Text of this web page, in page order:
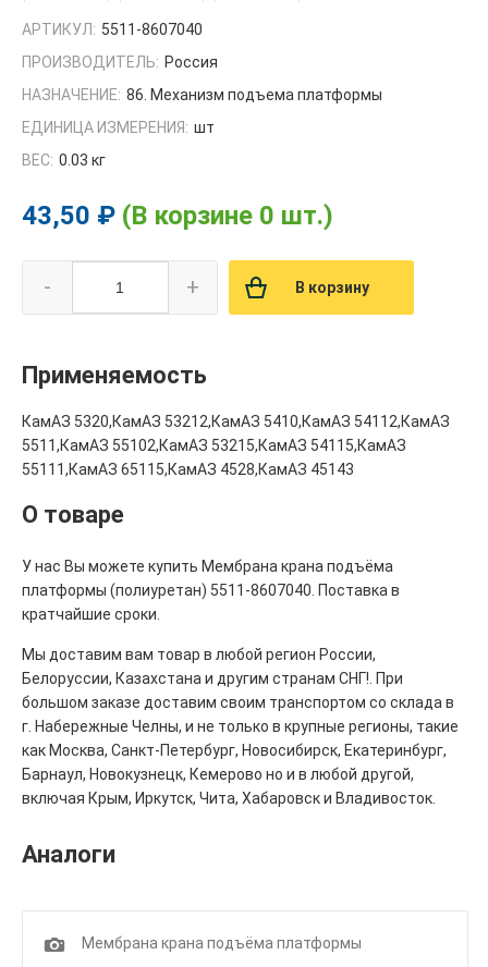
АРТИКУЛ: 5511-8607040
ПРОИЗВОДИТЕЛЬ: Россия
НАЗНАЧЕНИЕ: 86. Механизм подъема платформы
ЕДИНИЦА ИЗМЕРЕНИЯ: шт
ВЕС: 0.03 кг
43,50 ₽ (В корзине 0 шт.)
- + В корзину
Применяемость
КамАЗ 5320,КамАЗ 53212,КамАЗ 5410,КамАЗ 54112,КамАЗ
5511,КамАЗ 55102,КамАЗ 53215,КамАЗ 54115,КамАЗ
55111,КамАЗ 65115,КамАЗ 4528,КамАЗ 45143
О товаре
У нас Вы можете купить Мембрана крана подъёма
платформы (полиуретан) 5511-8607040. Поставка в
кратчайшие сроки.
Мы доставим вам товар в любой регион России,
Белоруссии, Казахстана и другим странам СНГ!. При
большом заказе доставим своим транспортом со склада в
г. Набережные Челны, и не только в крупные регионы, такие
как Москва, Санкт-Петербург, Новосибирск, Екатеринбург,
Барнаул, Новокузнецк, Кемерово но и в любой другой,
включая Крым, Иркутск, Чита, Хабаровск и Владивосток.
Аналоги
1
Мембрана крана подъёма платформы